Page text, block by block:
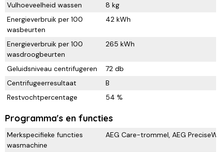
Vulhoeveelheid wassen
8 kg
Energieverbruik per 100
wasbeurten
42 kWh
Energieverbruik per 100
wasdroogbeurten
265 kWh
Geluidsniveau centrifugeren
72 db
Centrifugeerresultaat
B
Restvochtpercentage
54 %
Programma's en functies
Merkspecifieke functies
wasmachine
AEG Care-trommel, AEG